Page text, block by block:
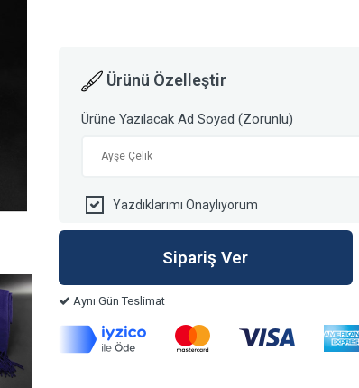
Ürünü Özelleştir
Ürüne Yazılacak Ad Soyad (Zorunlu)
Yazdıklarımı Onaylıyorum
Aynı Gün Teslimat